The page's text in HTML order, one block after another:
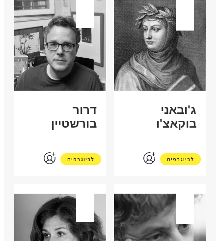
ג'ובאני
בוקאצ'ו
לביוגרפיה
דרור
בורשטיין
לביוגרפיה